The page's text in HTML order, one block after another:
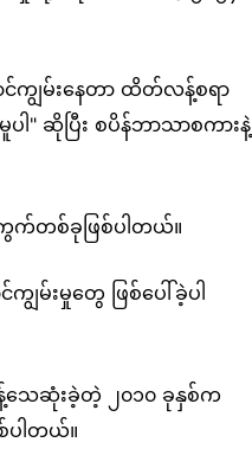
င်ကျွမ်းနေတာ ထိတ်လန့်စရာ
ါ" ဆိုပြီး စပိန်ဘာသာစကားနဲ့
ကွက်တစ်ခုဖြစ်ပါတယ်။
းမှုတွေ ဖြစ်ပေါ်ခဲ့ပါ
န့်သေဆုံးခဲ့တဲ့ ၂၀၁၀ ခုနှစ်က
ပါတယ်။